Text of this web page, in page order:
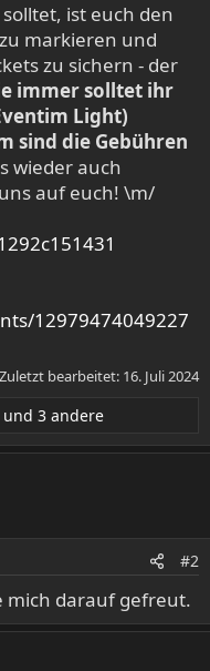
ist euch den
markieren und
zu sichern - der
immer solltet ihr
Light)
sind die Gebühren
wieder auch
auf euch! \m/
12979474049227
Zuletzt bearbeitet: 16. Juli 2024
und 3 andere
#2
mich darauf gefreut.